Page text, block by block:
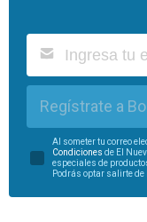
Regístrate a
Al someter tu correo
Condiciones de El
especiales de
Podrás optar salirte de